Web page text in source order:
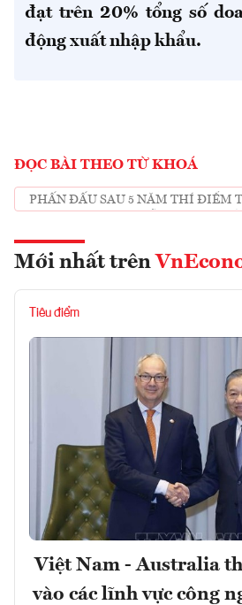
đạt trên 20% tổng số
động xuất nhập khẩu.
ĐỌC BÀI THEO TỪ KHOÁ
PHẤN ĐẤU SAU 5 NĂM THÍ ĐIỂM
QUAN ĐẠT TRÊN 20
Mới nhất trên
Tiêu điểm
Việt Nam - Australia
vào các lĩnh vực công